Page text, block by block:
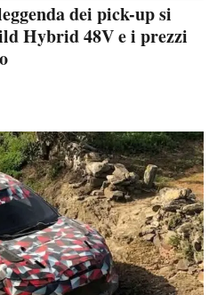
dei pick-up si
Hybrid 48V e i prezzi